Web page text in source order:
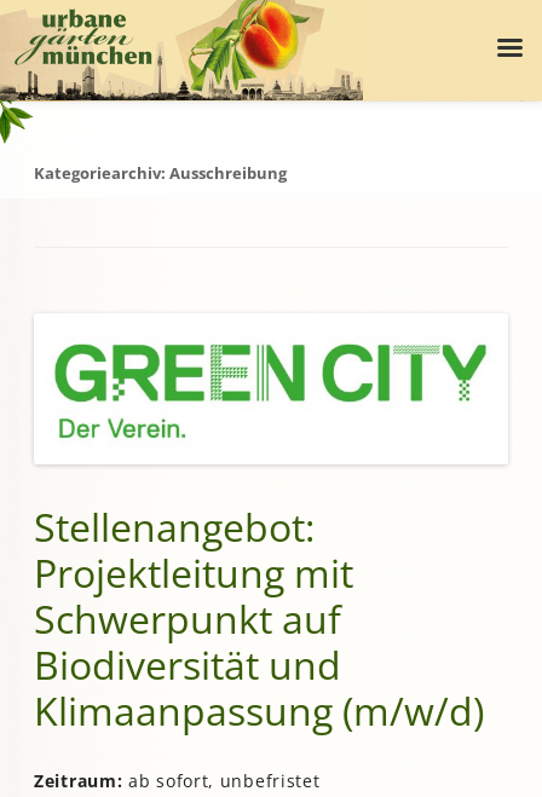
Kategoriearchiv: Ausschreibung
Stellenangebot:
Projektleitung mit
Schwerpunkt auf
Biodiversität und
Klimaanpassung (m/w/d)
Zeitraum: ab sofort, unbefristet